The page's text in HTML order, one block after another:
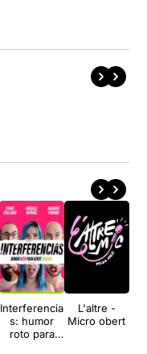
Interferencia
s: humor
roto para
L'altre -
Micro obert